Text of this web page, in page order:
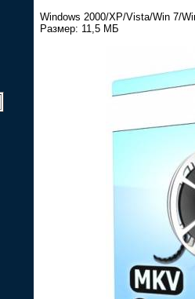
Windows 2000/XP/Vista/Win 7/
Размер: 11,5 МБ